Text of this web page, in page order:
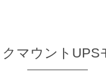
マウントUPS